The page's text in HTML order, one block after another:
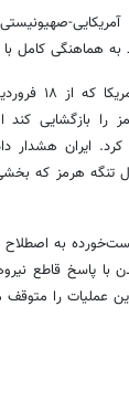
آمریکایی-
هماهنگی کامل با
را بازگشایی کند
کرد. ایران هشدار
هرمز که بخشی
به اصطلاح
پاسخ قاطع
عملیات را متوقف